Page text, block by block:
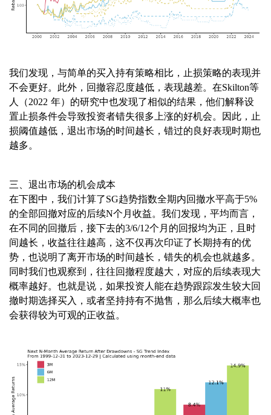
我们发现，与简单的买入持有策略相比，止损策略的表现并
不会更好。此外，回撤容忍度越低，表现越差。在Skilton等
人（2022 年）的研究中也发现了相似的结果，他们解释设
置止损条件会导致投资者错失很多上涨的好机会。因此，止
损阈值越低，退出市场的时间越长，错过的良好表现时期也
越多。
三、退出市场的机会成本
在下图中，我们计算了SG趋势指数全期内回撤水平高于5%
的全部回撤对应的后续N个月收益。我们发现，平均而言，
在不同的回撤后，接下去的3/6/12个月的回报均为正，且时
间越长，收益往往越高，这不仅再次印证了长期持有的优
势，也说明了离开市场的时间越长，错失的机会也就越多。
同时我们也观察到，往往回撤程度越大，对应的后续表现大
概率越好。也就是说，如果投资人能在趋势跟踪发生较大回
撤时期选择买入，或者坚持持有不抛售，那么后续大概率也
会获得较为可观的正收益。